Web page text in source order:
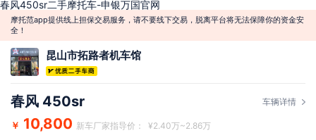
春风450sr二手摩托车-申银万国官网
摩托范app提供线上担保交易服务，请不要线下交易，脱离平台将无法保障你的资金安
全！
昆山市拓路者机车馆
春风 450sr 车辆详情
￥ 10,800 新车厂家指导价： ¥2.40万~2.86万